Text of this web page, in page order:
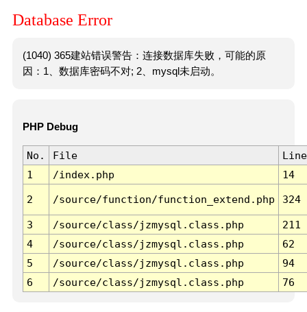
Database Error
(1040) 365建站错误警告：连接数据库失败，可能的原
因：1、数据库密码不对; 2、mysql未启动。
PHP Debug
No. File
Line
1
/index.php 14
2 /source/function/function_extend.php 324
3 /source/class/jzmysql.class.php
211
4
/source/class/jzmysql.class.php
62
5
/source/class/jzmysql.class.php
94
6
/source/class/jzmysql.class.php 76